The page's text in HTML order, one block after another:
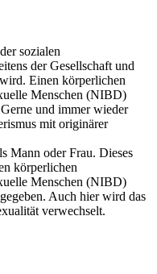
sozialen
der Gesellschaft und
Einen körperlichen
Menschen (NIBD)
und immer wieder
mit originärer
Mann oder Frau. Dieses
körperlichen
Menschen (NIBD)
Auch hier wird das
verwechselt.